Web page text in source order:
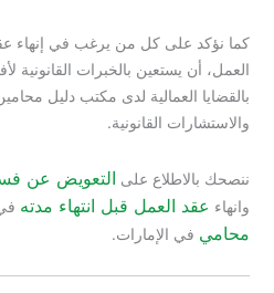
كما نؤكد على كل من يرغب في إنهاء
العمل، أن يستعين بالخبرات القانونية
بالقضايا العمالية لدى مكتب دليل
والاستشارات القانونية.
ننصحك بالاطلاع على التعويض عن
وانهاء عقد العمل قبل انتهاء مدته
محامي في الإمارات.